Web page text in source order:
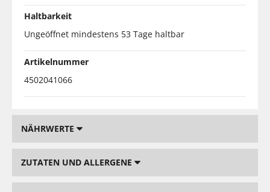
Haltbarkeit
Ungeöffnet mindestens 53 Tage haltbar
Artikelnummer
4502041066
NÄHRWERTE
ZUTATEN UND ALLERGENE